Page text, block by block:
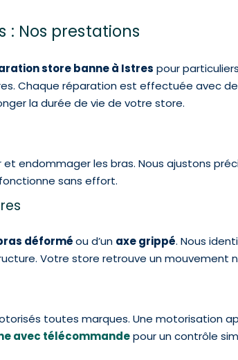
: Nos prestations
store banne à Istres pour
Chaque réparation est effectuée avec
la durée de vie de votre store.
endommager les bras. Nous ajustons
sans effort.
déforméou d’un axe grippé. Nous
Votre store retrouve un mouvement
toutes marques. Une motorisation
avec télécommandepour un contrôle